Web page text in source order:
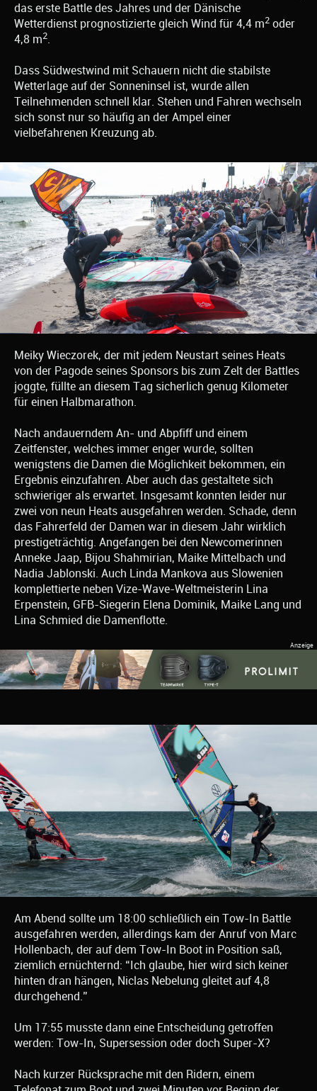
das erste Battle des Jahres und der Dänische
Wetterdienst prognostizierte gleich Wind für 4,4 m2 oder
4,8 m2
Dass Südwestwind mit Schauern nicht die stabilste
Wetterlage auf der Sonneninsel ist, wurde allen
Teilnehmenden schnell klar. Stehen und Fahren wechseln
sich sonst nur so häufig an der Ampel einer
vielbefahrenen Kreuzung ab.
Meiky Wieczorek, der mit jedem Neustart seines Heats
von der Pagode seines Sponsors bis zum Zelt der Battles
joggte, füllte an diesem Tag sicherlich genug Kilometer
für einen Halbmarathon.
Nach andauerndem An- und Abpfiff und einem
Zeitfenster, welches immer enger wurde, sollten
wenigstens die Damen die Möglichkeit bekommen, ein
Ergebnis einzufahren. Aber auch das gestaltete sich
schwieriger als erwartet. Insgesamt konnten leider nur
zwei von neun Heats ausgefahren werden. Schade, denn
das Fahrerfeld der Damen war in diesem Jahr wirklich
prestigeträchtig. Angefangen bei den Newcomerinnen
Anneke Jaap, Bijou Shahmirian, Maike Mittelbach und
Nadia Jablonski. Auch Linda Mankova aus Slowenien
komplettierte neben Vize-Wave-Weltmeisterin Lina
Erpenstein, GFB-Siegerin Elena Dominik, Maike Lang und
Lina Schmied die Damenflotte.
Am Abend sollte um 18:00 schließlich ein Tow-In Battle
ausgefahren werden, allerdings kam der Anruf von Marc
Hollenbach, der auf dem Tow-In Boot in Position saß,
ziemlich ernüchternd: “Ich glaube, hier wird sich keiner
hinten dran hängen, Niclas Nebelung gleitet auf 4,8
durchgehend.”
Um 17:55 musste dann eine Entscheidung getroffen
werden: Tow-In, Supersession oder doch Super-X?
Nach kurzer Rücksprache mit den Ridern, einem